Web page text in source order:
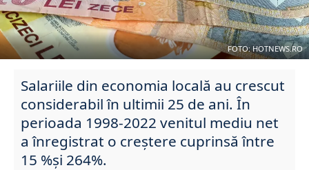
FOTO: HOTNEWS.RO
Salariile din economia locală au crescut
considerabil în ultimii 25 de ani. În
perioada 1998-2022 venitul mediu net
a înregistrat o creștere cuprinsă între
15 %și 264%.